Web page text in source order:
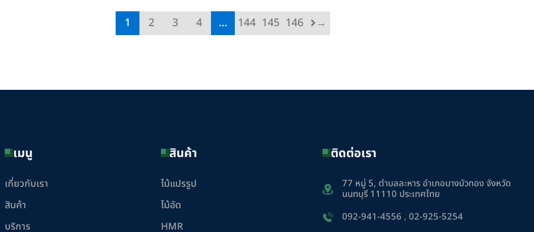
1 2 3 4 … 144 145 146 →
เมนู
เกี่ยวกับเรา
สินค้า
บริการ
สินค้า
ไม้แปรรูป
ไม้อัด
HMR
ติดต่อเรา
77 หมู่ 5, ตำบลละหาร อำเภอบางบัวทอง จังหวัด
นนทบุรี 11110 ประเทศไทย
092-941-4556 ,02-925-5254